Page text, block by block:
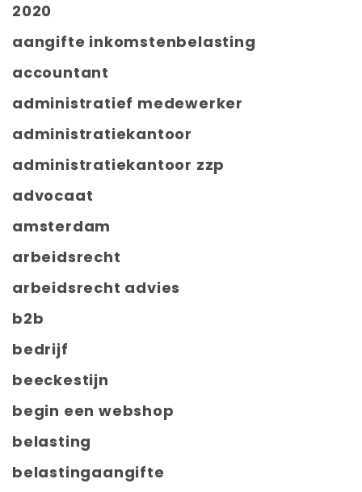
2020
aangifte inkomstenbelasting
accountant
administratief medewerker
administratiekantoor
administratiekantoor zzp
advocaat
amsterdam
arbeidsrecht
arbeidsrecht advies
b2b
bedrijf
beeckestijn
begin een webshop
belasting
belastingaangifte